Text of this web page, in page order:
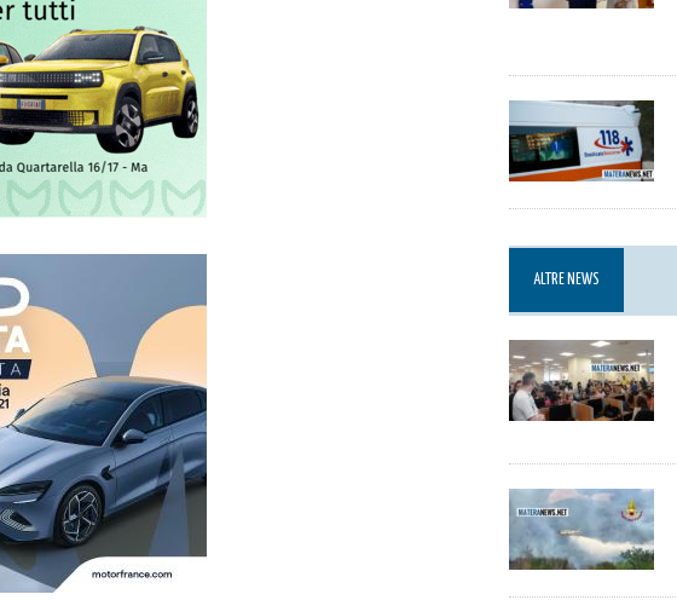
ALTRE NEWS